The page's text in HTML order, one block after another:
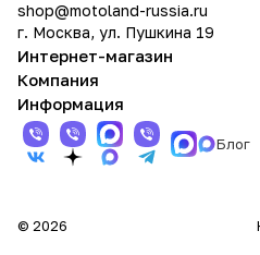
shop@motoland-russia.ru
г. Москва, ул. Пушкина 19
Интернет-магазин
Компания
Информация
Блог
© 2026